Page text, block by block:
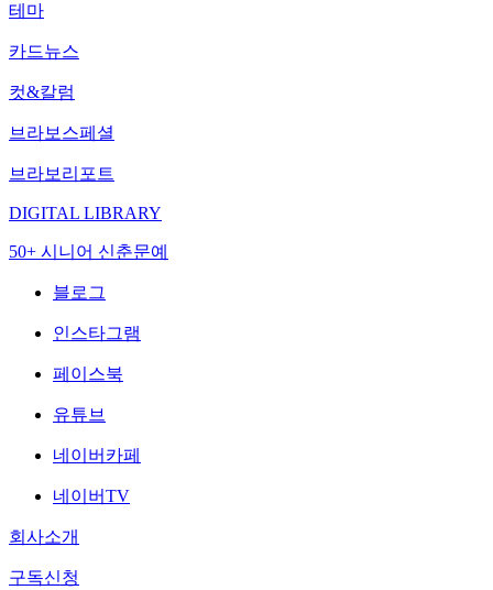
테마
카드뉴스
컷&칼럼
브라보스페셜
브라보리포트
DIGITAL LIBRARY
50+ 시니어 신춘문예
블로그
인스타그램
페이스북
유튜브
네이버카페
네이버TV
회사소개
구독신청